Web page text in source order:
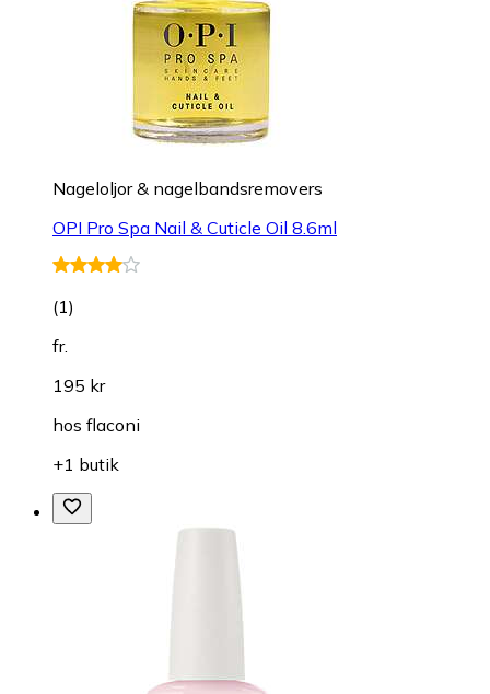
Nageloljor & nagelbandsremovers
OPI Pro Spa Nail & Cuticle Oil 8.6ml
(1)
fr.
195 kr
hos flaconi
+1 butik